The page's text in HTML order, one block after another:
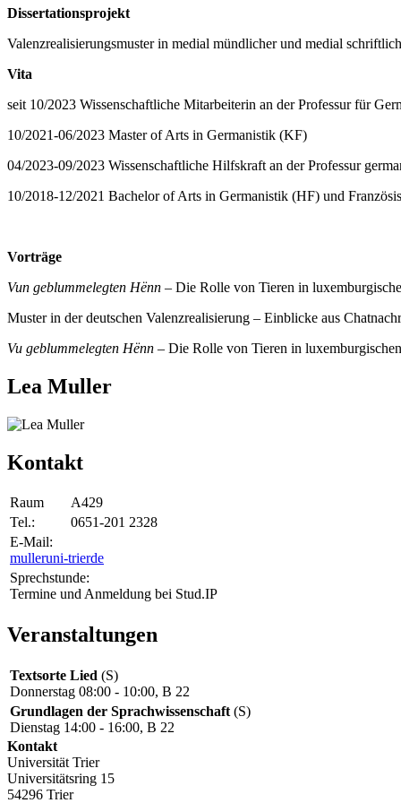
Dissertationsprojekt
Valenzrealisierungsmuster in medial mündlicher und medial
Vita
seit 10/2023 Wissenschaftliche Mitarbeiterin an der Professur für
10/2021-06/2023 Master of Arts in Germanistik (KF)
04/2023-09/2023 Wissenschaftliche Hilfskraft an der Professur
10/2018-12/2021 Bachelor of Arts in Germanistik (HF) und
Vorträge
Vun geblummelegten Hënn – Die Rolle von Tieren in
Muster in der deutschen Valenzrealisierung – Einblicke aus
Vu geblummelegten Hënn – Die Rolle von Tieren in
Lea Muller
Kontakt
Raum
A429
Tel.:
0651-201 2328
E-Mail:
mulleruni-trierde
Sprechstunde:
Termine und Anmeldung bei Stud.IP
Veranstaltungen
Textsorte Lied (S)
Donnerstag 08:00 - 10:00, B 22
Grundlagen der Sprachwissenschaft (S)
Dienstag 14:00 - 16:00, B 22
Kontakt
Universität Trier
Universitätsring 15
54296 Trier